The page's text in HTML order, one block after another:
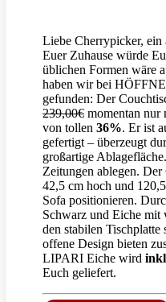
Liebe Cherrypicker,
Euer Zuhause würde
üblichen Formen wäre
haben wir bei
gefunden: Der
239,00€ momentan nur
von tollen 36%. Er ist
gefertigt – überzeugt
großartige
Zeitungen ablegen.
42,5 cm hoch und
Sofa positionieren.
Schwarz und Eiche
den stabilen
offene Design bieten
LIPARI Eiche wird
Euch geliefert.